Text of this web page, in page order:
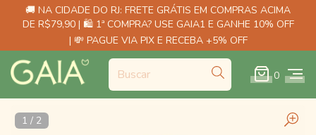
🚚 NA CIDADE DO RJ: FRETE GRÁTIS EM COMPRAS ACIMA
DE R$79,90 | 🛍️ 1ª COMPRA? USE GAIA1 E GANHE 10% OFF
| 💸 PAGUE VIA PIX E RECEBA +5% OFF
0
1 / 2